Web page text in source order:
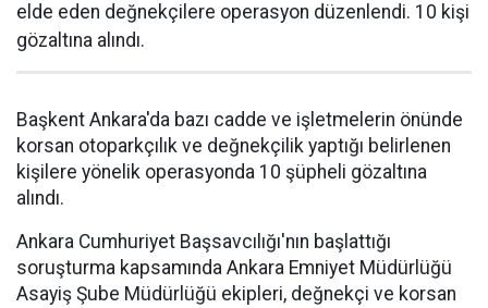
elde eden değnekçilere operasyon düzenlendi. 10 kişi
gözaltına alındı.
Başkent Ankara'da bazı cadde ve işletmelerin önünde
korsan otoparkçılık ve değnekçilik yaptığı belirlenen
kişilere yönelik operasyonda 10 şüpheli gözaltına
alındı.
Ankara Cumhuriyet Başsavcılığı'nın başlattığı
soruşturma kapsamında Ankara Emniyet Müdürlüğü
Asayiş Şube Müdürlüğü ekipleri, değnekçi ve korsan